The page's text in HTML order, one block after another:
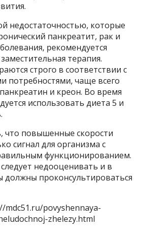
недостаточностью, которые
панкреатит, рак и
рекомендуется
терапия.
строго в соответствии с
потребностями, чаще всего
и креон. Во время
использовать диета 5 и
что повышенные скорости
сигнал для организма с
функционированием.
недооценивать и в
должны проконсультироваться
povyshennaya-
zhelezy.html